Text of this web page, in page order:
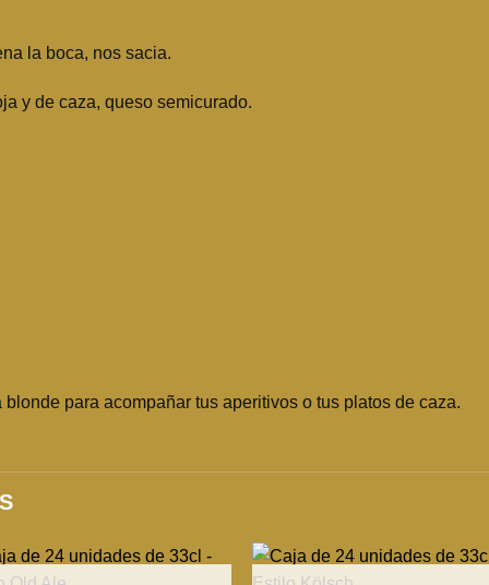
la boca, nos sacia.
y de caza, queso semicurado.
para acompañar tus aperitivos o tus platos de caza.